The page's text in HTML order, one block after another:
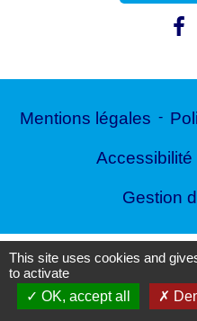
Mentions légales -
Accessibilité
Gestion
Site créé en
This site uses cookies and
to activate
OK, accept all